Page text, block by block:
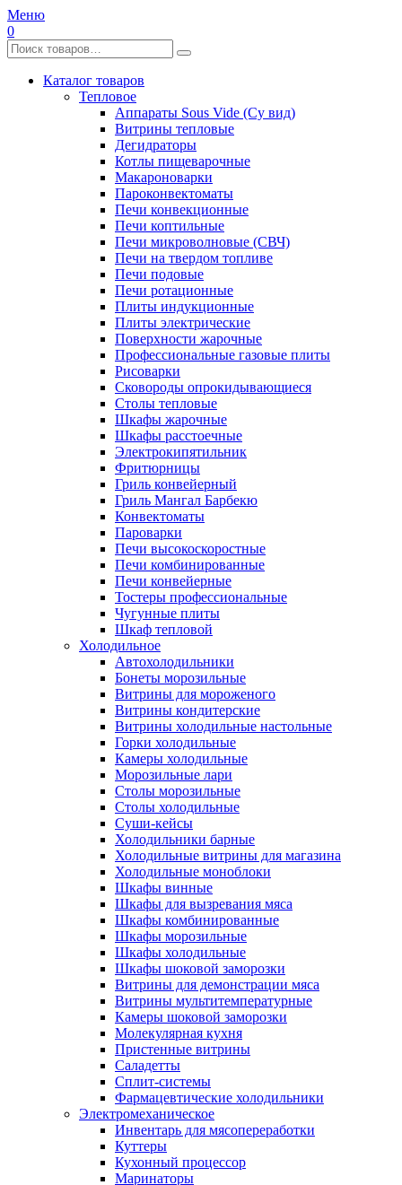
Меню
0
Каталог товаров
Тепловое
Аппараты Sous Vide (Су вид)
Витрины тепловые
Дегидраторы
Котлы пищеварочные
Макароноварки
Пароконвектоматы
Печи конвекционные
Печи коптильные
Печи микроволновые (СВЧ)
Печи на твердом топливе
Печи подовые
Печи ротационные
Плиты индукционные
Плиты электрические
Поверхности жарочные
Профессиональные газовые плиты
Рисоварки
Сковороды опрокидывающиеся
Столы тепловые
Шкафы жарочные
Шкафы расстоечные
Электрокипятильник
Фритюрницы
Гриль конвейерный
Гриль Мангал Барбекю
Конвектоматы
Пароварки
Печи высокоскоростные
Печи комбинированные
Печи конвейерные
Тостеры профессиональные
Чугунные плиты
Шкаф тепловой
Холодильное
Автохолодильники
Бонеты морозильные
Витрины для мороженого
Витрины кондитерские
Витрины холодильные настольные
Горки холодильные
Камеры холодильные
Морозильные лари
Столы морозильные
Столы холодильные
Суши-кейсы
Холодильники барные
Холодильные витрины для магазина
Холодильные моноблоки
Шкафы винные
Шкафы для вызревания мяса
Шкафы комбинированные
Шкафы морозильные
Шкафы холодильные
Шкафы шоковой заморозки
Витрины для демонстрации мяса
Витрины мультитемпературные
Камеры шоковой заморозки
Молекулярная кухня
Пристенные витрины
Саладетты
Сплит-системы
Фармацевтические холодильники
Электромеханическое
Инвентарь для мясопереработки
Куттеры
Кухонный процессор
Маринаторы